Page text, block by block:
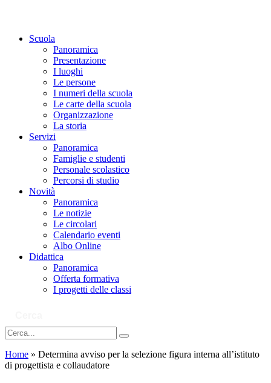
Scuola
Panoramica
Presentazione
I luoghi
Le persone
I numeri della scuola
Le carte della scuola
Organizzazione
La storia
Servizi
Panoramica
Famiglie e studenti
Personale scolastico
Percorsi di studio
Novità
Panoramica
Le notizie
Le circolari
Calendario eventi
Albo Online
Didattica
Panoramica
Offerta formativa
I progetti delle classi
Home » Determina avviso per la selezione figura interna all’istituto
di progettista e collaudatore